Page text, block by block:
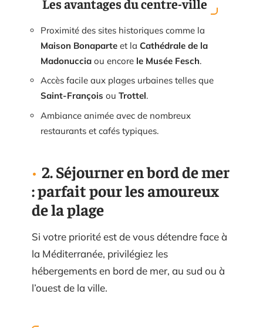
Proximité des sites historiques comme la
Maison Bonaparte et la Cathédrale de la
Madonuccia ou encore le Musée Fesch.
Accès facile aux plages urbaines telles que
Saint-François ou Trottel.
Ambiance animée avec de nombreux
restaurants et cafés typiques.
2. Séjourner en bord de mer
: parfait pour les amoureux
de la plage
Si votre priorité est de vous détendre face à
la Méditerranée, privilégiez les
hébergements en bord de mer, au sud ou à
l’ouest de la ville.